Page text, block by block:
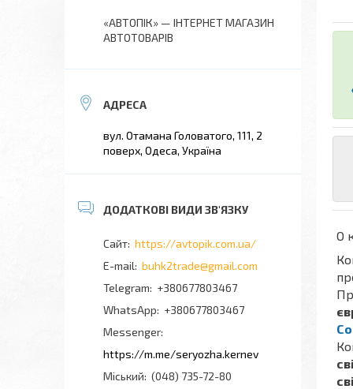
О
«АВТОПІК» — ІНТЕРНЕТ МАГАЗИН
АВТОТОВАРІВ
вул. Отамана Головатого, 111, 2
поверх, Одеса, Україна
https://avtopik.com.ua/
buhk2trade@gmail.com
+380677803467
+380677803467
Messenger
https://m.me/seryozha.kernev
Міський (048) 735-72-80